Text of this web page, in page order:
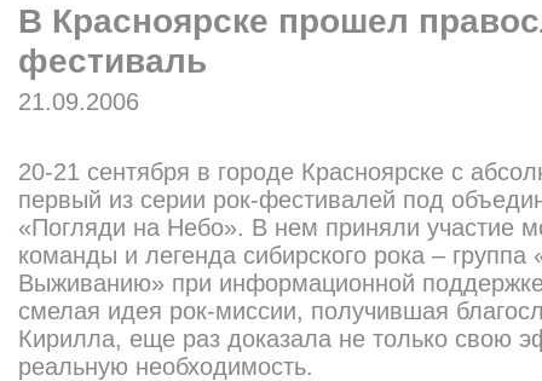
В Красноярске прошел
фестиваль
21.09.2006
20-21 сентября в городе Красноярске с
первый из серии рок-фестивалей под
«Погляди на Небо». В нем приняли участие
команды и легенда сибирского рока – группа
Выживанию» при информационной
смелая идея рок-миссии, получившая
Кирилла, еще раз доказала не только свою
реальную необходимость.